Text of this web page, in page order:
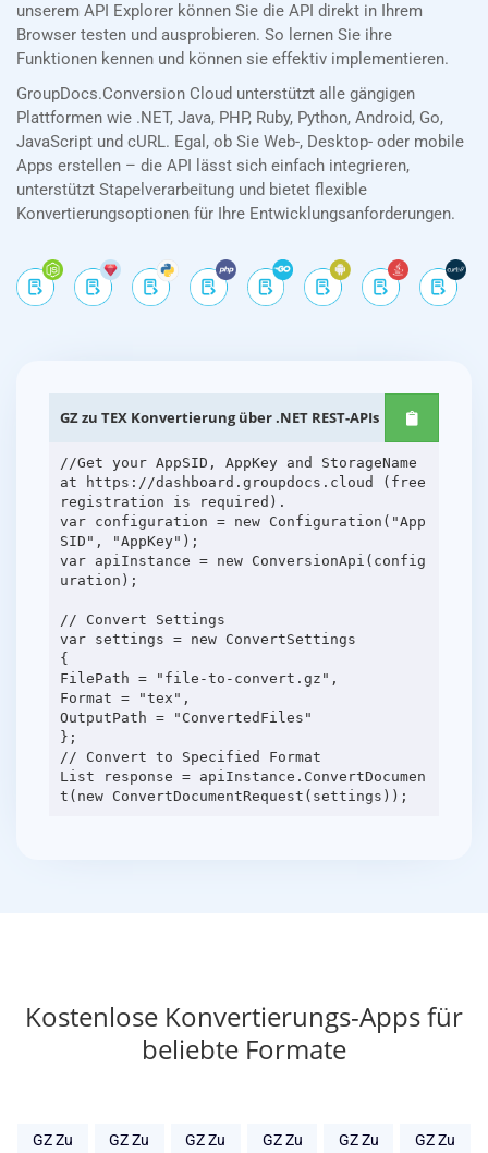
unserem API Explorer können Sie die API direkt in Ihrem
Browser testen und ausprobieren. So lernen Sie ihre
Funktionen kennen und können sie effektiv implementieren.
GroupDocs.Conversion Cloud unterstützt alle gängigen
Plattformen wie .NET, Java, PHP, Ruby, Python, Android, Go,
JavaScript und cURL. Egal, ob Sie Web-, Desktop- oder mobile
Apps erstellen – die API lässt sich einfach integrieren,
unterstützt Stapelverarbeitung und bietet flexible
Konvertierungsoptionen für Ihre Entwicklungsanforderungen.
GZ zu TEX Konvertierung über .NET REST-APIs
//Get your AppSID, AppKey and StorageName
at https://dashboard.groupdocs.cloud (free
registration is required).
var configuration = new Configuration("App
SID", "AppKey");
var apiInstance = new ConversionApi(config
uration);
// Convert Settings
var settings = new ConvertSettings
{
FilePath = "file-to-convert.gz",
Format = "tex",
OutputPath = "ConvertedFiles"
};
// Convert to Specified Format
List response = apiInstance.ConvertDocumen
Kostenlose Konvertierungs-Apps für
beliebte Formate
GZ Zu
GZ Zu
GZ Zu
GZ Zu
GZ Zu
GZ Zu